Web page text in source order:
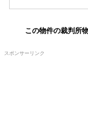
この物件の裁判所
スポンサーリンク